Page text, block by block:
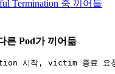
Termination 중 끼어들
른 Pod가 끼어듦
시작, victim 종료 요